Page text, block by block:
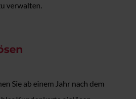
verwalten.
Sie ab einem Jahr nach dem